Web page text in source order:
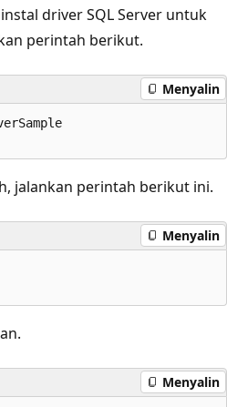
driver SQL Server untuk
perintah berikut.
Menyalin
jalankan perintah berikut ini.
Menyalin
Menyalin